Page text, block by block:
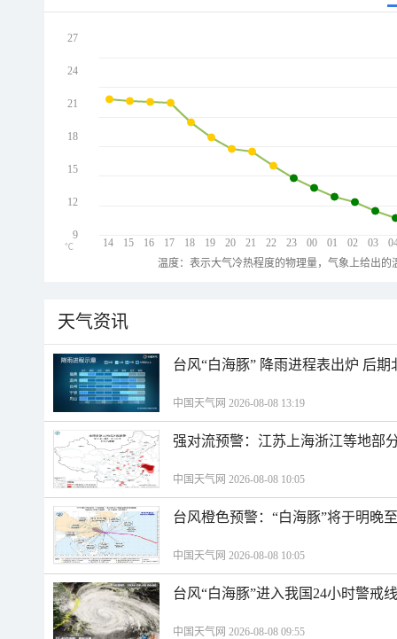
14 15 16 17 18 19 20 21 22 23 00 01 02 03
27
24
21
18
15
12
9
℃
温度：表示大气冷热程度的物理量，气象上给出
天气资讯
台风“白海豚” 降雨进程表出炉 后
中国天气网 2026-08-08 13:19
强对流预警：江苏上海浙江等地部
中国天气网 2026-08-08 10:05
台风橙色预警：“白海豚”将于明晚
中国天气网 2026-08-08 10:05
台风“白海豚”进入我国24小时警戒
中国天气网 2026-08-08 09:55